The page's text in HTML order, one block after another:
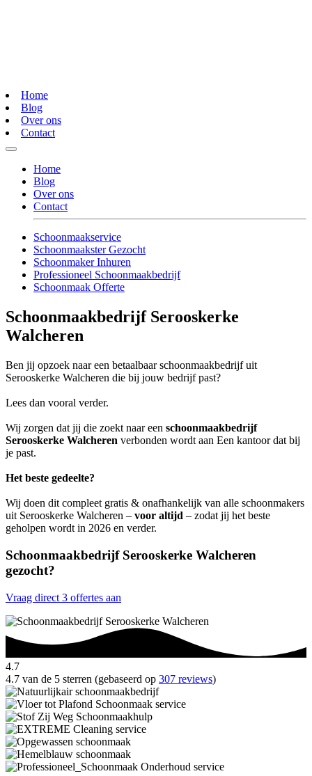
Home
Blog
Over ons
Contact
Home
Blog
Over ons
Contact
Schoonmaakservice
Schoonmaakster Gezocht
Schoonmaker Inhuren
Professioneel Schoonmaakbedrijf
Schoonmaak Offerte
Schoonmaakbedrijf Serooskerke
Walcheren
Ben jij opzoek naar een betaalbaar schoonmaakbedrijf uit
Serooskerke Walcheren die bij jouw bedrijf past?
Lees dan vooral verder.
Wij zorgen dat jij die zoekt naar een schoonmaakbedrijf
Serooskerke Walcheren verbonden wordt aan Een kantoor dat bij
je past.
Het beste gedeelte?
Wij doen dit compleet gratis & onafhankelijk van alle schoonmakers
uit Serooskerke Walcheren – voor altijd – zodat jij het beste
geholpen wordt in 2026 en verder.
Schoonmaakbedrijf Serooskerke Walcheren
gezocht?
Vraag direct 3 offertes aan
4.7
4.7 van de 5 sterren (gebaseerd op 307 reviews)